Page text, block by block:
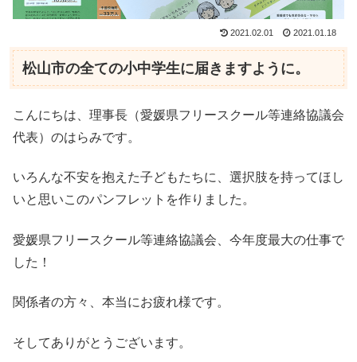
2021.02.01 2021.01.18
松山市の全ての小中学生に届きますように。
こんにちは、理事長（愛媛県フリースクール等連絡協議会
代表）のはらみです。
いろんな不安を抱えた子どもたちに、選択肢を持ってほし
いと思いこのパンフレットを作りました。
愛媛県フリースクール等連絡協議会、今年度最大の仕事で
した！
関係者の方々、本当にお疲れ様です。
そしてありがとうございます。